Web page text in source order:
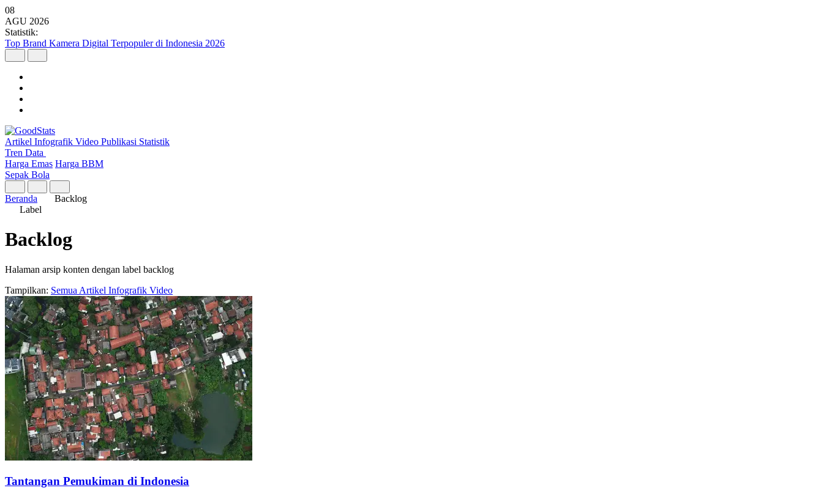
08
AGU 2026
Statistik:
Top Brand Kamera Digital Terpopuler di Indonesia 2026
Artikel Infografik Video Publikasi Statistik
Tren Data
Harga Emas Harga BBM
Sepak Bola
Beranda
Backlog
Label
Backlog
Halaman arsip konten dengan label backlog
Tampilkan: Semua Artikel Infografik Video
Tantangan Pemukiman di Indonesia